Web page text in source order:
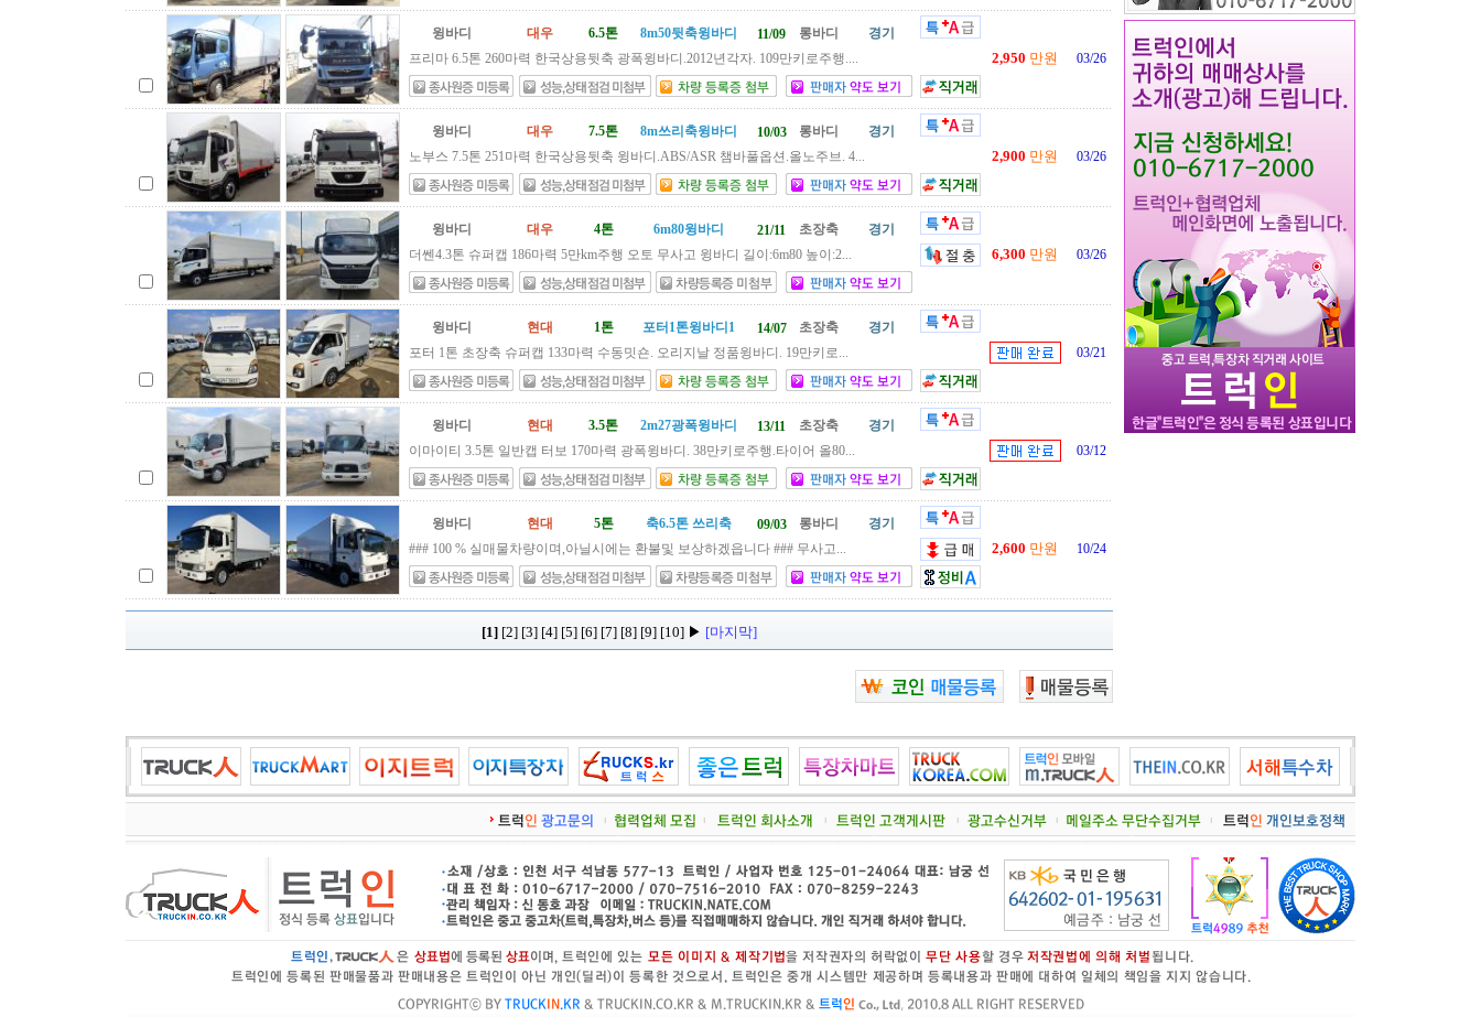
윙바디 대우 6.5톤 8m50뒷축윙바디 11/09 롱바디
경기
프리마 6.5톤 260마력 한국상용뒷축 광폭윙바디.2012년각자. 109만키로주행....
2,950 만원 03/26
윙바디 대우 7.5톤 8m쓰리축윙바디 10/03 롱바디
경기
노부스 7.5톤 251마력 한국상용뒷축 윙바디.ABS/ASR 챔바풀옵션.올노주브. 4...
2,900 만원 03/26
윙바디 대우 4톤 6m80윙바디 21/11 초장축
경기
더쎈4.3톤 슈퍼캡 186마력 5만km주행 오토 무사고 윙바디 길이:6m80 높이:2...
6,300 만원 03/26
윙바디 현대 1톤 포터1톤윙바디1 14/07 초장축
경기
포터 1톤 초장축 슈퍼캡 133마력 수동밋숀. 오리지날 정품윙바디. 19만키로...
03/21
윙바디 현대 3.5톤 2m27광폭윙바디 13/11 초장축
경기
이마이티 3.5톤 일반캡 터보 170마력 광폭윙바디. 38만키로주행.타이어 올80...
03/12
윙바디 현대 5톤 축6.5톤 쓰리축 09/03 롱바디
경기
### 100 % 실매물차량이며,아닐시에는 환불및 보상하겠읍니다 ### 무사고...
2,600 만원 10/24
[1] [2] [3] [4] [5] [6] [7] [8] [9] [10] ▶ [마지막]